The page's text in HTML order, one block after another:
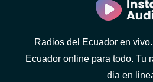
Radios del Ecuador en
Ecuador online para todo. Tu
dia en